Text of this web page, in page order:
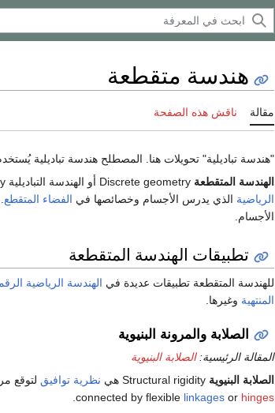
هندسة متقطعة
مقالة ناقش هذه الصفحة
"هندسة تباديلية" تحويلات هنا. المصطلح هندسة تباديلية
الهندسة المتقطعة
الرياضية الذي يدرس الأجسام وخصائصها في الفضاء المتقطع
الأجسام.
تطبيقات الهندسة المتقطعة
للهندسة المتقطعة تطبيقات عديدة في الهندسة الرياضية
المنتهية وغيرها.
الصلابة والمرونة البنيوية
المقالة الرئيسية:الصلابة البنيوية
الصلابة البنيوية نظرية توافيق لتوقع
connected by flexible linkages or hinges